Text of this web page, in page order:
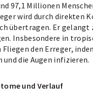
97,1 Millionen
wird durch direkten
übertragen. Er gelangt
Insbesondere in
den Erreger,
und die Augen infizieren.
und Verlauf